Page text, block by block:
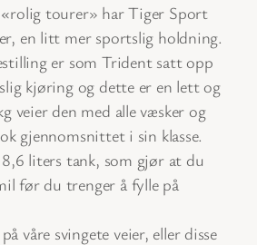
tourer» har Tiger Sport
en litt mer sportslig holdning.
er som Trident satt opp
kjøring og dette er en lett og
veier den med alle væsker og
gjennomsnittet i sin klasse.
liters tank, som gjør at du
før du trenger å fylle på
våre svingete veier, eller disse